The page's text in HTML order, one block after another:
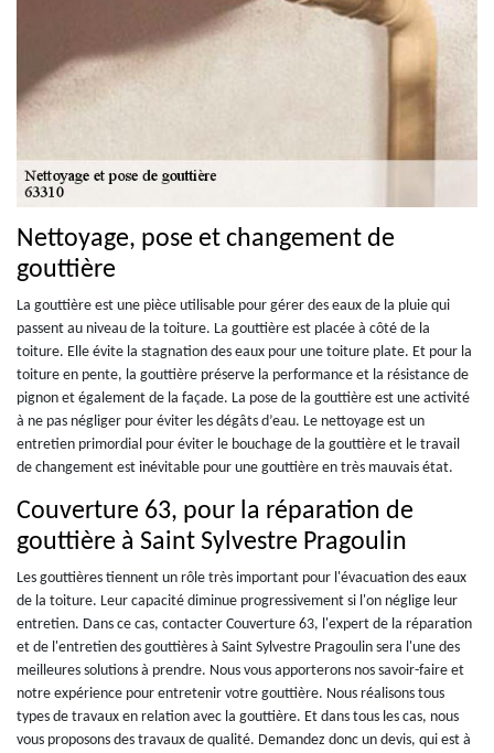
Nettoyage, pose et changement de
gouttière
La gouttière est une pièce utilisable pour gérer des eaux de la pluie qui
passent au niveau de la toiture. La gouttière est placée à côté de la
toiture. Elle évite la stagnation des eaux pour une toiture plate. Et pour la
toiture en pente, la gouttière préserve la performance et la résistance de
pignon et également de la façade. La pose de la gouttière est une activité
à ne pas négliger pour éviter les dégâts d’eau. Le nettoyage est un
entretien primordial pour éviter le bouchage de la gouttière et le travail
de changement est inévitable pour une gouttière en très mauvais état.
Couverture 63, pour la réparation de
gouttière à Saint Sylvestre Pragoulin
Les gouttières tiennent un rôle très important pour l'évacuation des eaux
de la toiture. Leur capacité diminue progressivement si l'on néglige leur
entretien. Dans ce cas, contacter Couverture 63, l'expert de la réparation
et de l'entretien des gouttières à Saint Sylvestre Pragoulin sera l'une des
meilleures solutions à prendre. Nous vous apporterons nos savoir-faire et
notre expérience pour entretenir votre gouttière. Nous réalisons tous
types de travaux en relation avec la gouttière. Et dans tous les cas, nous
vous proposons des travaux de qualité. Demandez donc un devis, qui est à